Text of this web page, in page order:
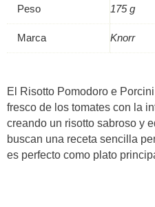
Peso 175 g
Marca Knorr
El Risotto Pomodoro e
fresco de los tomates con la
creando un risotto sabroso y
buscan una receta sencilla
es perfecto como plato